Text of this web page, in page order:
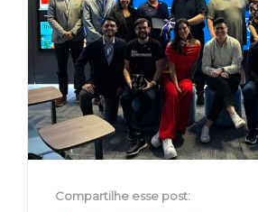
Compartilhe esse post: